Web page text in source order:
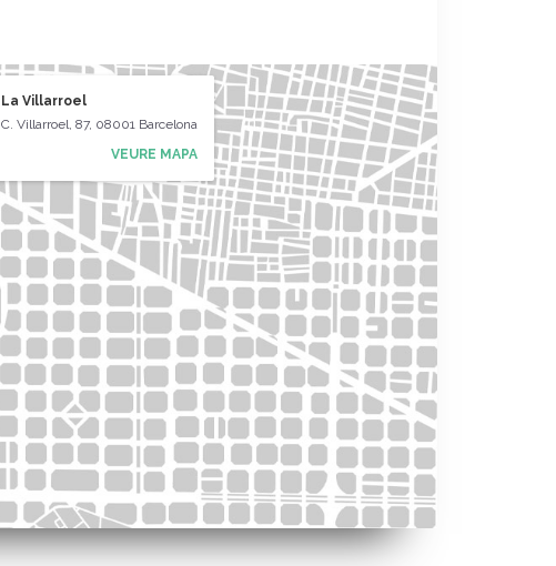
La Villarroel
C. Villarroel, 87, 08001 Barcelona
VEURE MAPA